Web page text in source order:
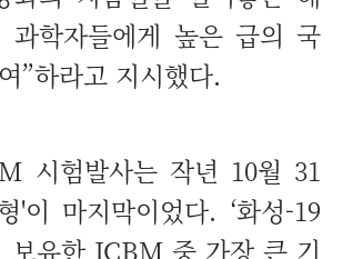
과학자들에게 높은 급의 국
”하라고 지시했다.
시험발사는 작년 10월 31
'이 마지막이었다. ‘화성-19
보유한 ICBM 중 가장 큰 기